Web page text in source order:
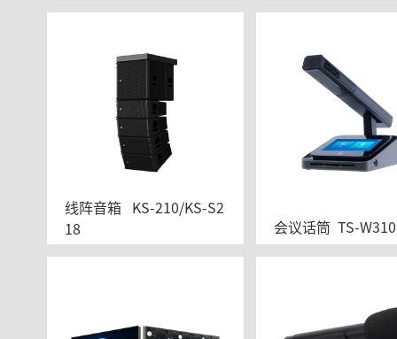
线阵音箱   KS-210/KS-S2
18
会议话筒  TS-